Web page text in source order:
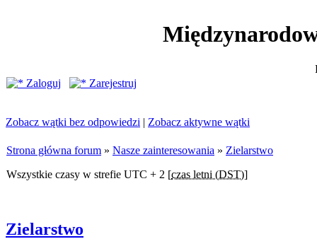
Zaloguj
Zarejestruj
Zobacz wątki bez odpowiedzi | Zobacz aktywne wątki
Strona główna forum » Nasze zainteresowania » Zielarstwo
Wszystkie czasy w strefie UTC + 2 [czas letni (DST)]
Zielarstwo